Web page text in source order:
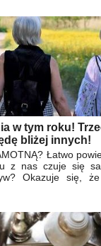
w tym roku!
bliżej innych!
Łatwo
z nas czuje się
Okazuje się,